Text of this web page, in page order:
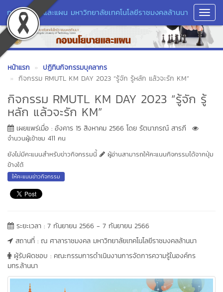
กองนโยบายและแผน มหาวิทยาลัยเทคโนโลยีราชมงคลล้านนา
หน้าแรก
ปฏิทินกิจกรรมบุคลากร
กิจกรรม RMUTL KM DAY 2023 “รู้จัก รู้หลัก แล้วจะรัก KM”
กิจกรรม RMUTL KM DAY 2023 “รู้จัก รู้
หลัก แล้วจะรัก KM”
เผยแพร่เมื่อ : อังคาร 15 สิงหาคม 2566 โดย รัตนาภรณ์ สารภี
จำนวนผู้เข้าชม 411 คน
ยังไม่มีคะแนนสำหรับข่าวกิจกรรมนี้
ผู้อ่านสามารถให้คะแนนกิจกรรมได้จากปุ่ม
ข้างใต้
ให้คะแนนข่าวกิจกรรม
ระยะเวลา : 7 กันยายน 2566 - 7 กันยายน 2566
สถานที่ : ณ ศาลาราชมงคล มหาวิทยาลัยเทคโนโลยีราชมงคลล้านนา
ผู้รับผิดชอบ : คณะกรรมการดำเนินงานการจัดการความรู้ในองค์กร
มทร.ล้านนา